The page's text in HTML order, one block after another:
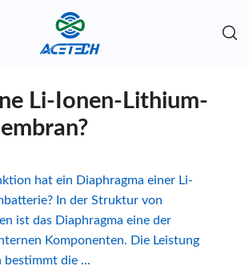
Li-Ionen-Lithium-
hat ein Diaphragma einer Li-
In der Struktur von
ist das Diaphragma eine der
Komponenten. Die Leistung
bestimmt die ...